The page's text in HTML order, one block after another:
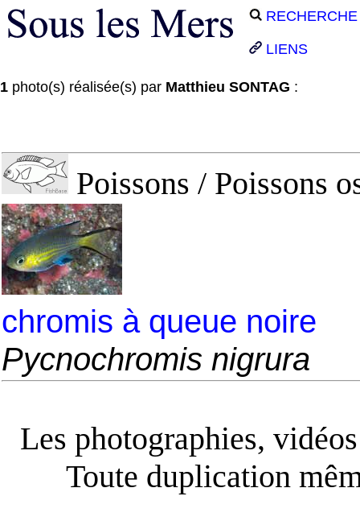
RECHERCHE
LIENS
1 photo(s) réalisée(s) par Matthieu SONTAG :
Poissons / Poissons
chromis à queue noire
Pycnochromis nigrura
Les photographies,
Toute duplication